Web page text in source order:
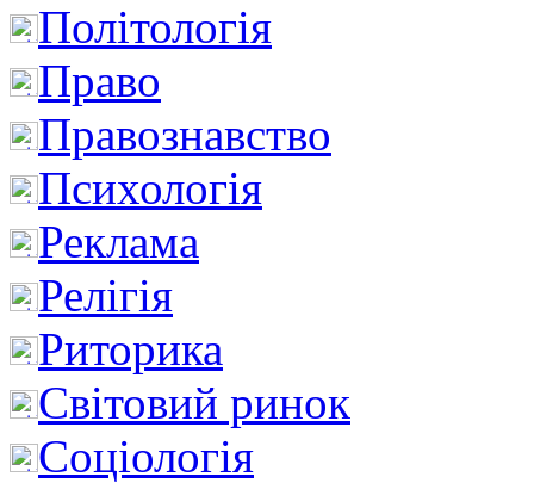
Політологія
Право
Правознавство
Психологія
Реклама
Релігія
Риторика
Світовий ринок
Соціологія